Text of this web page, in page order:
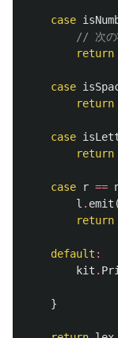
case
// 次の
return
case
return
case
return
case r ==
l . emit (
return
default :
kit .
}